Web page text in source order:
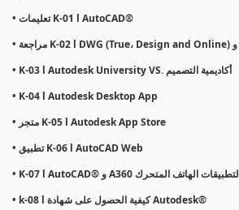
• تعليمات K-01 l AutoCAD®
• K-03 l Autodesk University VS. أكاديمية التصميم
• K-04 l Autodesk Desktop App
• متجر K-05 l Autodesk App Store
• تطبيق K-06 l AutoCAD Web
• K-07 l AutoCAD® و A360 لتطبيقات الهاتف المتحرك
• k-08 l كيفية الحصول على شهادة Autodesk®